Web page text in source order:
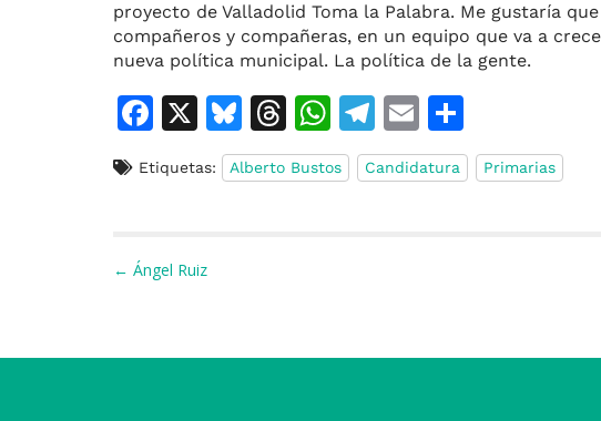
proyecto de Valladolid Toma la Palabra. Me gustaría
compañeros y compañeras, en un equipo que va a
nueva política municipal. La política de la gente.
F
c
b
o
k
X
Bl
u
e
T
h
re
W
h
at
T
el
e
E
m
ai
o
m
Etiquetas: Alberto Bustos Candidatura Primarias
Navegación de entradas
← Ángel Ruiz